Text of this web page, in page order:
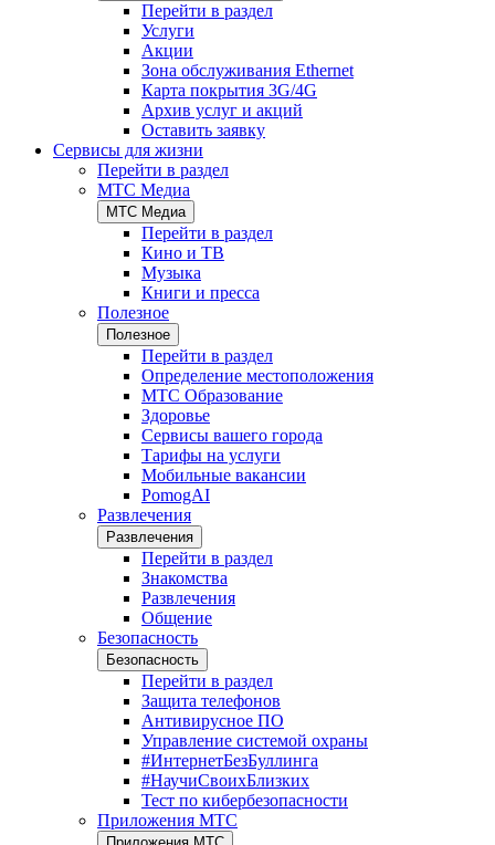
Перейти в раздел
Услуги
Акции
Зона обслуживания Ethernet
Карта покрытия 3G/4G
Архив услуг и акций
Оставить заявку
Сервисы для жизни
Перейти в раздел
МТС Медиа
МТС Медиа
Перейти в раздел
Кино и ТВ
Музыка
Книги и пресса
Полезное
Полезное
Перейти в раздел
Определение местоположения
МТС Образование
Здоровье
Сервисы вашего города
Тарифы на услуги
Мобильные вакансии
PomogAI
Развлечения
Развлечения
Перейти в раздел
Знакомства
Развлечения
Общение
Безопасность
Безопасность
Перейти в раздел
Защита телефонов
Антивирусное ПО
Управление системой охраны
#ИнтернетБезБуллинга
#НаучиСвоихБлизких
Тест по кибербезопасности
Приложения МТС